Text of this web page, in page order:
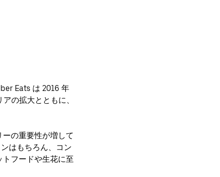
Eats は 2016 年
の拡大とともに、
の重要性が増して
はもちろん、コン
トフードや生花に至